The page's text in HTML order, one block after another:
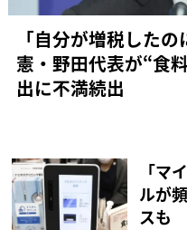
「自分が増税した
憲・野田代表が“食
出に不満続出
「マ
ルが
スも